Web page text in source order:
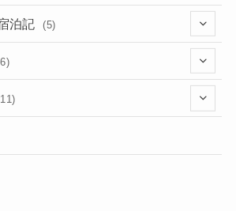
(2)
泊記 (5)